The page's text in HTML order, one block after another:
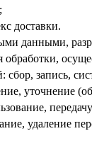
доставки.
данными,
обработки,
сбор, запись,
уточнение
удаление